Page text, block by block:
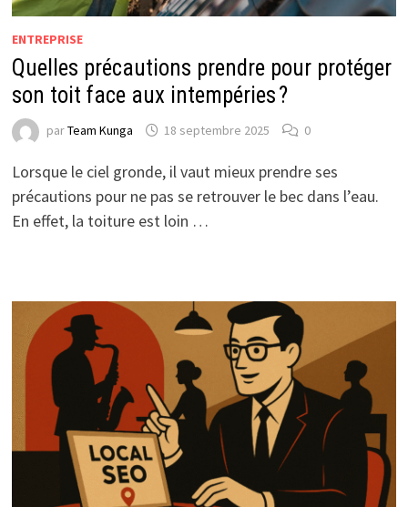
ENTREPRISE
Quelles précautions prendre pour protéger
son toit face aux intempéries ?
parTeam Kunga 18 septembre 2025 0
Lorsque le ciel gronde, il vaut mieux prendre ses
précautions pour ne pas se retrouver le bec dans l’eau.
En effet, la toiture est loin …